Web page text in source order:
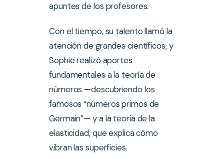
apuntes de los profesores.
Con el tiempo, su talento llamó la
atención de grandes científicos, y
Sophie realizó aportes
fundamentales a la teoría de
números —descubriendo los
famosos “números primos de
Germain”— y a la teoría de la
elasticidad, que explica cómo
vibran las superficies.